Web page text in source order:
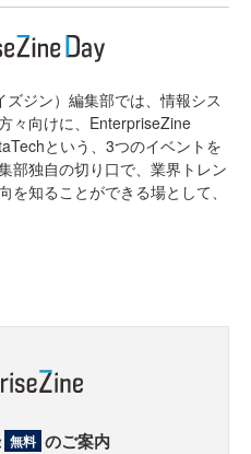
ジン）編集部では、情報シス
々向けに、EnterpriseZine
という、3つのイベントを
部独自の切り口で、業界トレン
を知ることができる場として、
無料 のご案内